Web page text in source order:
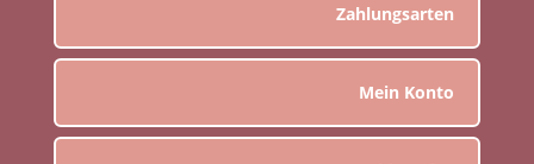
Zahlungsarten
Mein Konto